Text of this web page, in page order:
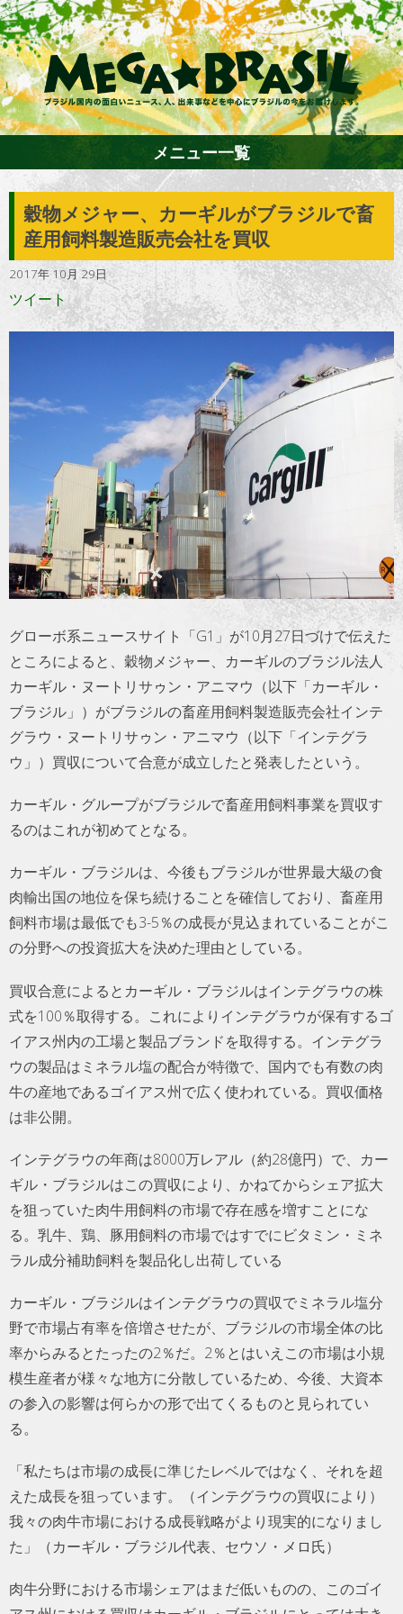
ホーム
ファション
エンターテイメント
グルメ
トラベル
サッカー
PEOPLE
ビジネス
メニュー一覧
穀物メジャー、カーギルがブラジルで畜
産用飼料製造販売会社を買収
2017年 10月 29日
ツイート
グローボ系ニュースサイト「G1」が10月27日づけで伝えた
ところによると、穀物メジャー、カーギルのブラジル法人
カーギル・ヌートリサゥン・アニマウ（以下「カーギル・
ブラジル」）がブラジルの畜産用飼料製造販売会社インテ
グラウ・ヌートリサゥン・アニマウ（以下「インテグラ
ウ」）買収について合意が成立したと発表したという。
カーギル・グループがブラジルで畜産用飼料事業を買収す
るのはこれが初めてとなる。
カーギル・ブラジルは、今後もブラジルが世界最大級の食
肉輸出国の地位を保ち続けることを確信しており、畜産用
飼料市場は最低でも3-5％の成長が見込まれていることがこ
の分野への投資拡大を決めた理由としている。
買収合意によるとカーギル・ブラジルはインテグラウの株
式を100％取得する。これによりインテグラウが保有するゴ
イアス州内の工場と製品ブランドを取得する。インテグラ
ウの製品はミネラル塩の配合が特徴で、国内でも有数の肉
牛の産地であるゴイアス州で広く使われている。買収価格
は非公開。
インテグラウの年商は8000万レアル（約28億円）で、カー
ギル・ブラジルはこの買収により、かねてからシェア拡大
を狙っていた肉牛用飼料の市場で存在感を増すことにな
る。乳牛、鶏、豚用飼料の市場ではすでにビタミン・ミネ
ラル成分補助飼料を製品化し出荷している
カーギル・ブラジルはインテグラウの買収でミネラル塩分
野で市場占有率を倍増させたが、ブラジルの市場全体の比
率からみるとたったの2％だ。2％とはいえこの市場は小規
模生産者が様々な地方に分散しているため、今後、大資本
の参入の影響は何らかの形で出てくるものと見られてい
る。
「私たちは市場の成長に準じたレベルではなく、それを超
えた成長を狙っています。（インテグラウの買収により）
我々の肉牛市場における成長戦略がより現実的になりまし
た」（カーギル・ブラジル代表、セウソ・メロ氏）
肉牛分野における市場シェアはまだ低いものの、このゴイ